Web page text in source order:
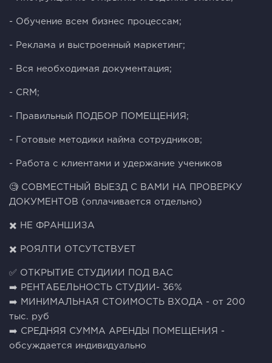
- Обучение всем бизнес процессам;
- Реклама и выстроенный маркетинг;
- Вся необходимая документация;
- CRM;
- Правильный ПОДБОР ПОМЕЩЕНИЯ;
- Готовые методики найма сотрудников;
- Работа с клиентами и удержание учеников
🧐 СОВМЕСТНЫЙ ВЫЕЗД С ВАМИ НА ПРОВЕРКУ
ДОКУМЕНТОВ (оплачивается отдельно)
✖️ НЕ ФРАНШИЗА
✖️ РОЯЛТИ ОТСУТСТВУЕТ
✅ ОТКРЫТИЕ СТУДИИИ ПОД ВАС
➡️ РЕНТАБЕЛЬНОСТЬ СТУДИИ- 36%
➡️ МИНИМАЛЬНАЯ СТОИМОСТЬ ВХОДА - от 200
тыс. руб
➡️ СРЕДНЯЯ СУММА АРЕНДЫ ПОМЕЩЕНИЯ -
обсуждается индивидуально